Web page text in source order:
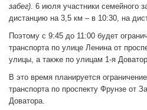
забег) . 6 июля участники семейного
дистанцию на 3,5 км – в 10:30, на
Поэтому с 9:45 до 11:00 будет
транспорта по улице Ленина от
улицы, а также по улицам 1-я
В это время планируется
транспорта по проспекту Фрунзе от
Доватора.